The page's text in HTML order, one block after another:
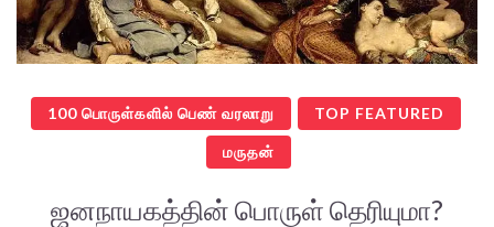
100 பொருள்களில் பெண் வரலாறு TOP FEATURED
மருதன்
ஜனநாயகத்தின் பொருள் தெரியுமா?